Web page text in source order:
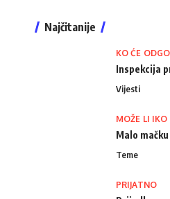
Najčitanije
KO ĆE
Inspekcija
Vijesti
MOŽE LI
Malo
Teme
PRIJATNO